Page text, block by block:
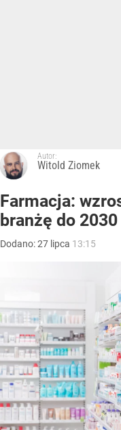
Autor:
Witold Ziomek
Farmacja:
branżę do
Dodano:27 lipca 13:15